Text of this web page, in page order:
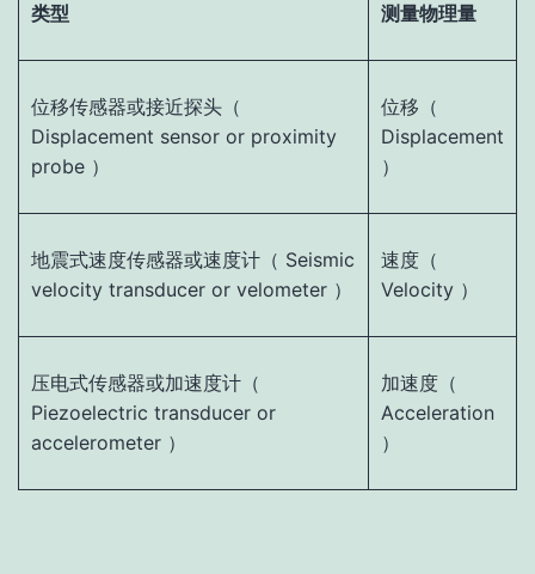
类型 测量物理量
位移传感器或接近探头（
Displacement sensor or proximity
probe ）
位移（
Displacement
）
地震式速度传感器或速度计（ Seismic
velocity transducer or velometer ）
速度（
Velocity ）
压电式传感器或加速度计（
Piezoelectric transducer or
accelerometer ）
加速度（
Acceleration
）